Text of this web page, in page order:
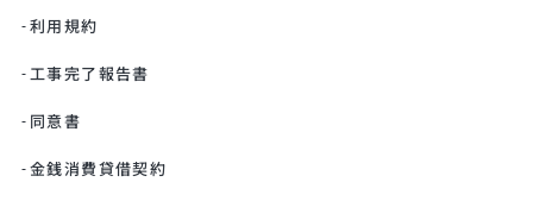
利用規約
工事完了報告書
同意書
金銭消費貸借契約